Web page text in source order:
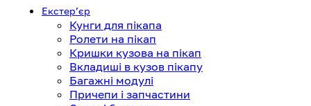
Екстерʼєр
Кунги для пікапа
Ролети на пікап
Кришки кузова на пікап
Вкладиші в кузов пікапу
Багажні модулі
Причепи і запчастини